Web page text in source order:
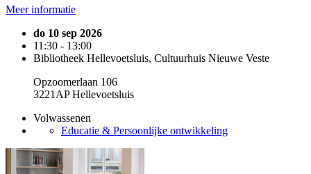
Meer informatie
do 10 sep 2026
11:30 - 13:00
Bibliotheek Hellevoetsluis, Cultuurhuis Nieuwe Veste
Opzoomerlaan 106
3221AP Hellevoetsluis
Volwassenen
Educatie & Persoonlijke ontwikkeling